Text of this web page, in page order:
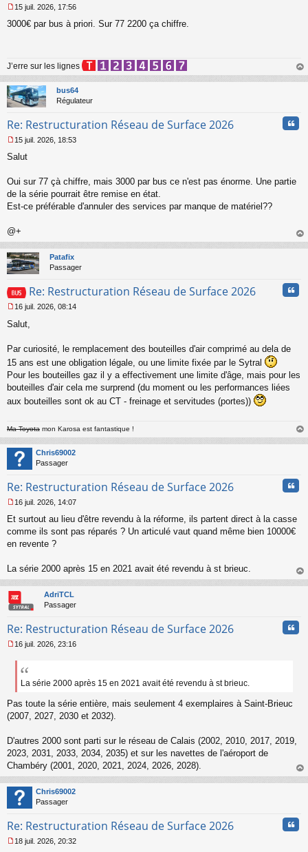
e
g
e
n
o
n
u
15 juil. 2026, 17:56
3000€ par bus à priori. Sur 77 2200 ça chiffre.
J’erre sur les lignes
au
bus64
Régulateur
Re: Restructuration Réseau de Surface 2026
e
s
g
e
o
n
l
u
15 juil. 2026, 18:53
Salut
Oui sur 77 çà chiffre, mais 3000 par bus ce n'est pas énorme. Une partie
de la série pourrait être remise en état.
Est-ce préférable d'annuler des services par manque de matériel??
@+
au
Patafix
Passager
Re: Restructuration Réseau de Surface 2026
e
g
e
n
u
16 juil. 2026, 08:14
Salut,
Par curiosité, le remplacement des bouteilles d'air comprimé au dela de
15 ans est une obligation légale, ou une limite fixée par le Sytral
Pour les bouteilles gaz il y a effectivement une limite d'âge, mais pour les
bouteilles d'air cela me surprend (du moment ou les performances liées
aux bouteilles sont ok au CT - freinage et servitudes (portes))
Ma Toyota mon Karosa est fantastique !
au
Chris69002
Passager
Re: Restructuration Réseau de Surface 2026
e
s
s
e
n
o
n
l
16 juil. 2026, 14:07
Et surtout au lieu d'être revendu à la réforme, ils partent direct à la casse
comme ils sont pas réparés ? Un articulé vaut quand même bien 10000€
en revente ?
La série 2000 après 15 en 2021 avait été revendu à st brieuc.
au
AdriTCL
Passager
Re: Restructuration Réseau de Surface 2026
e
a
g
e
n
l
u
16 juil. 2026, 23:16
La série 2000 après 15 en 2021 avait été revendu à st brieuc.
Pas toute la série entière, mais seulement 4 exemplaires à Saint-Brieuc
(2007, 2027, 2030 et 2032).
D'autres 2000 sont parti sur le réseau de Calais (2002, 2010, 2017, 2019,
2023, 2031, 2033, 2034, 2035) et sur les navettes de l'aéroport de
Chambéry (2001, 2020, 2021, 2024, 2026, 2028).
au
Chris69002
Passager
Re: Restructuration Réseau de Surface 2026
18 juil. 2026, 20:32